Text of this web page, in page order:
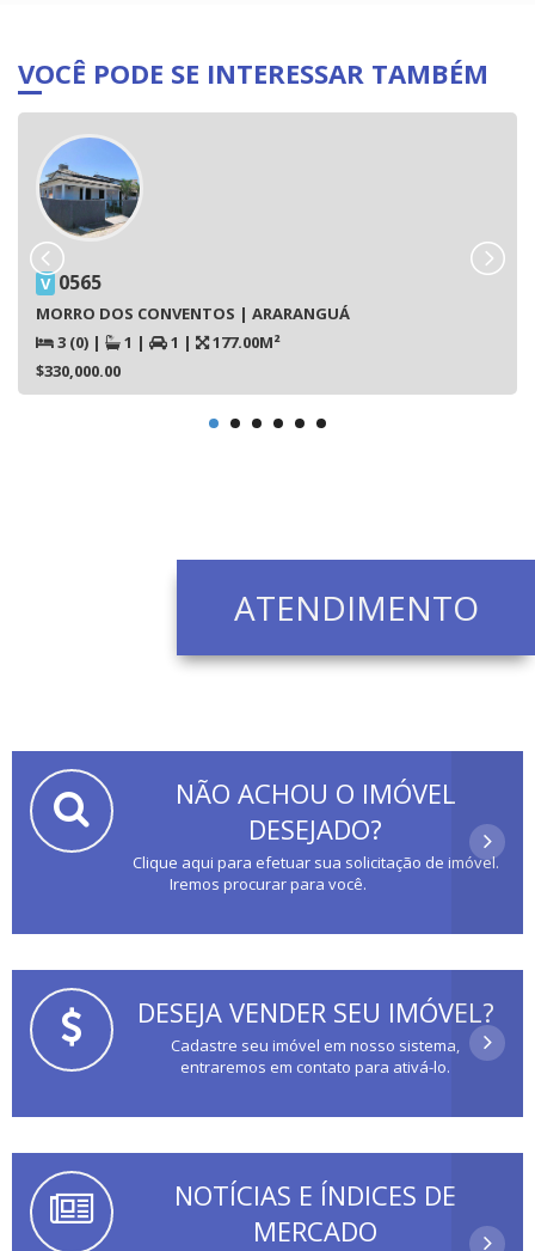
VOCÊ PODE SE INTERESSAR TAMBÉM
V 0565
MORRO DOS CONVENTOS | ARARANGUÁ
3 (0) | 1 | 1 |
177.00M²
$330,000.00
ATENDIMENTO
NÃO ACHOU O IMÓVEL
DESEJADO?
Clique aqui para efetuar sua solicitação de imóvel.
Iremos procurar para você.
DESEJA VENDER SEU IMÓVEL?
Cadastre seu imóvel em nosso sistema,
entraremos em contato para ativá-lo.
NOTÍCIAS E ÍNDICES DE
MERCADO